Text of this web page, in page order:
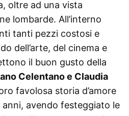
oltre ad una vista
lombarde. All’interno
tanti pezzi costosi e
dell’arte, del cinema e
il buon gusto della
Celentano e Claudia
favolosa storia d’amore
avendo festeggiato le